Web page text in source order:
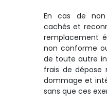
En cas de
cachés et
remplacement
non conforme
de toute autre
frais de dépose
dommage et
sans que ces